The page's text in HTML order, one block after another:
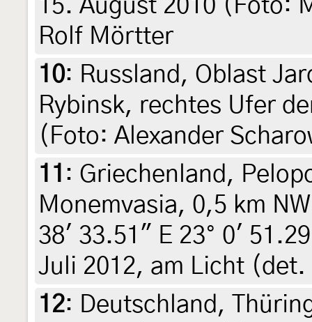
15. August 2010 (Foto:
Rolf Mörtter
10: Russland, Oblast
Rybinsk, rechtes Ufer
(Foto: Alexander
11 : Griechenland,
Monemvasia, 0,5 km
38' 33.51" E 23° 0'
Juli 2012, am Licht
12: Deutschland,